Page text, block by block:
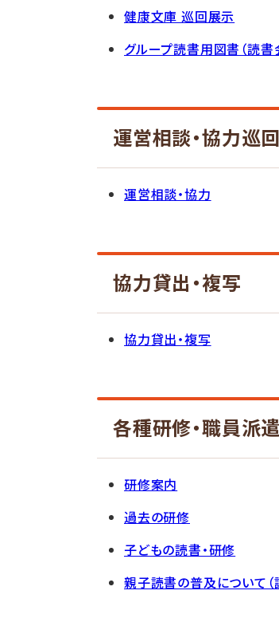
健康文庫 巡回展示
グループ読書用図書（読書
運営相談・協力巡回
運営相談・協力
協力貸出・複写
協力貸出・複写
各種研修・職員派遣
研修案内
過去の研修
子どもの読書・研修
親子読書の普及について（